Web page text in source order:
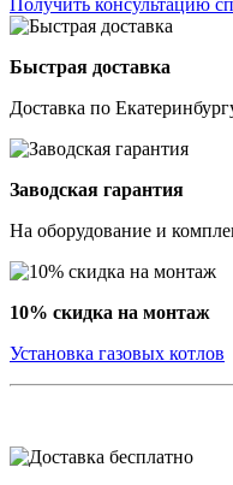
Быстрая доставка
Доставка по
Заводская гарантия
На оборудование и
10% скидка на монтаж
Установка газовых котлов